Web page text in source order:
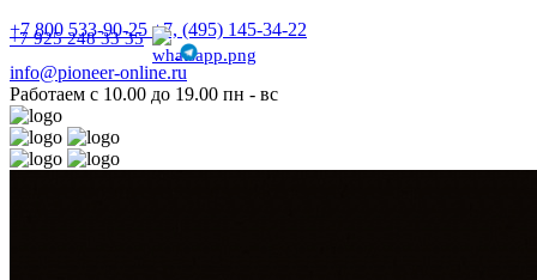
+7 800 533-90-25 +7, (495) 145-34-22
+7 925 248 33 35
info@pioneer-online.ru
Работаем с 10.00 до 19.00 пн - вс